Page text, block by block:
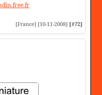
[France] [10-11-2008] [#72]